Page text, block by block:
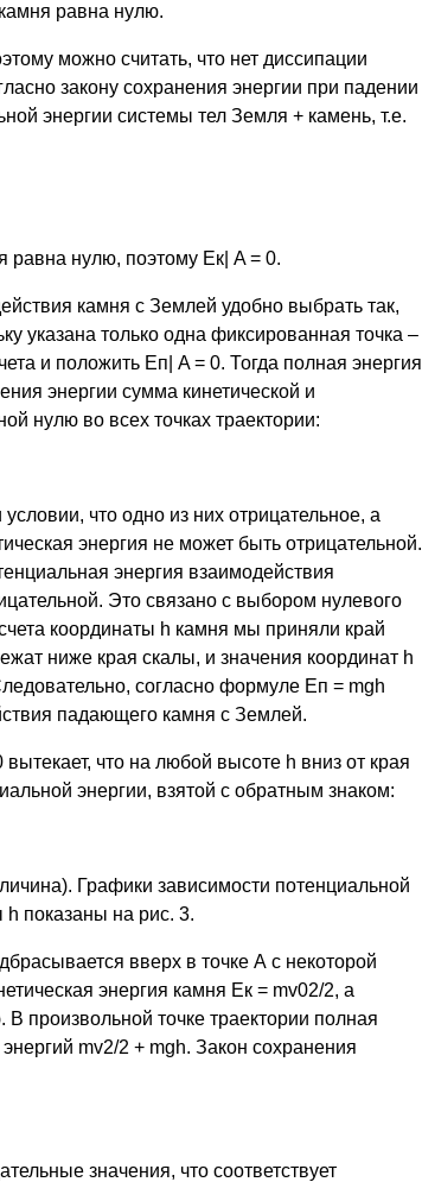
равна нулю.
можно считать, что нет диссипации
закону сохранения энергии при падении
энергии системы тел Земля + камень, т.е.
равна нулю, поэтому Ек| A = 0.
камня с Землей удобно выбрать так,
указана только одна фиксированная точка –
и положить Еп| A = 0. Тогда полная энергия
энергии сумма кинетической и
нулю во всех точках траектории:
что одно из них отрицательное, а
энергия не может быть отрицательной.
энергия взаимодействия
Это связано с выбором нулевого
координаты h камня мы приняли край
ниже края скалы, и значения координат h
согласно формуле Еп = mgh
падающего камня с Землей.
что на любой высоте h вниз от края
энергии, взятой с обратным знаком:
Графики зависимости потенциальной
h показаны на рис. 3.
вверх в точке А с некоторой
энергия камня Eк = mv02/2, а
произвольной точке траектории полная
mv2/2 + mgh. Закон сохранения
значения, что соответствует